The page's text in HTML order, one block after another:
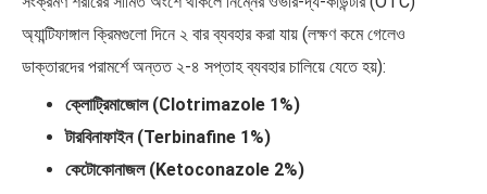
অ্যান্টিফাঙ্গাল ক্রিমগুলো দিনে ২ বার ব্যবহার করা যায় (লক্ষণ কমে গেলেও
ডাক্তারদের পরামর্শে অন্তত ২-৪ সপ্তাহ ব্যবহার চালিয়ে যেতে হয়):
ক্লোট্রিমাজোল (Clotrimazole 1%)
টারবিনাফাইন (Terbinafine 1%)
কেটোকোনাজল (Ketoconazole 2%)